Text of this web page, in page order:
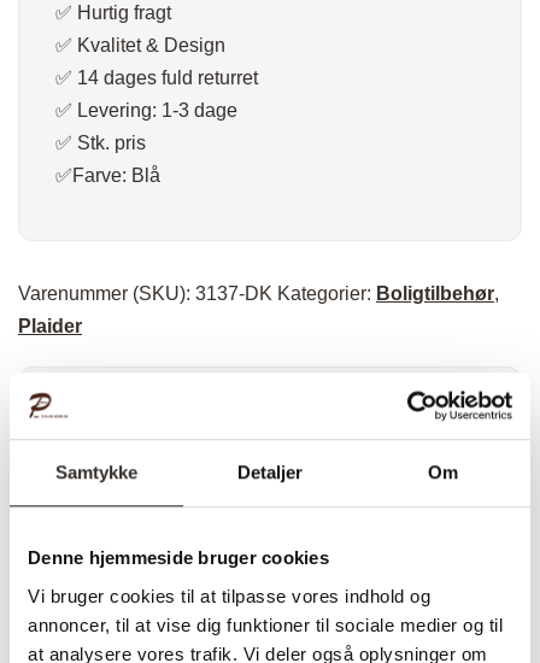
Samtykke Detaljer Om
Denne hjemmeside bruger cookies
Vi bruger cookies til at tilpasse vores indhold og
annoncer, til at vise dig funktioner til sociale medier og til
at analysere vores trafik. Vi deler også oplysninger om
✅ Hurtig fragt
✅ Kvalitet & Design
✅ 14 dages fuld returret
✅ Levering: 1-3 dage
✅ Stk. pris
✅Farve: Blå
Varenummer (SKU): 3137-DK Kategorier: Boligtilbehør,
Plaider
Specifikationer:
Model: Izmir Plaid – Blå
Polyester
Farve: Blå